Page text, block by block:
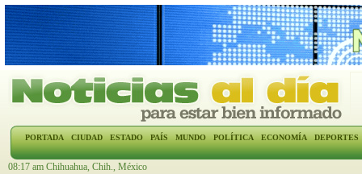
PORTADA CIUDAD ESTADO PAÍS MUNDO POLÍTICA ECONOMÍA DEPORTES
08:17 am Chihuahua, Chih., México